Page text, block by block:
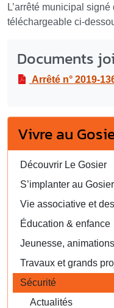
L’arrêté municipal
téléchargeable ci-
Documents
Arrêté n° 2019-1367 Portant interdiction de vente à emporter et de
Vivre au
Découvrir Le Gosier
S’implanter au Gosier
Vie associative et
Éducation & enfance
Jeunesse,
Travaux et grands
Sécurité
Actualités